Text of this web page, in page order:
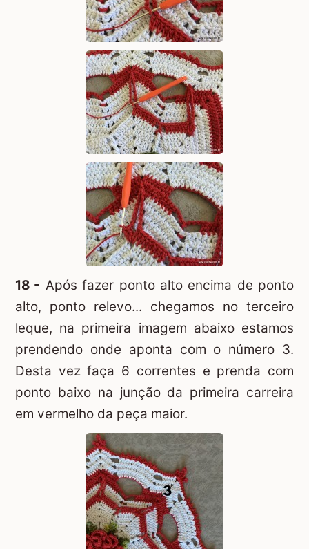
18 - Após fazer ponto alto encima de ponto
alto, ponto relevo... chegamos no terceiro
leque, na primeira imagem abaixo estamos
prendendo onde aponta com o número 3.
Desta vez faça 6 correntes e prenda com
ponto baixo na junção da primeira carreira
em vermelho da peça maior.